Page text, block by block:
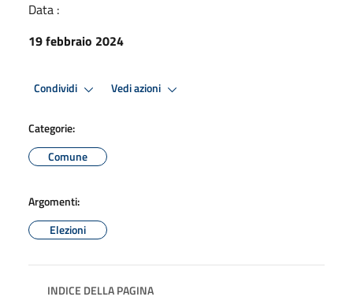
Data :
19 febbraio 2024
Condividi Vedi azioni
Categorie:
Comune
Argomenti:
Elezioni
INDICE DELLA PAGINA